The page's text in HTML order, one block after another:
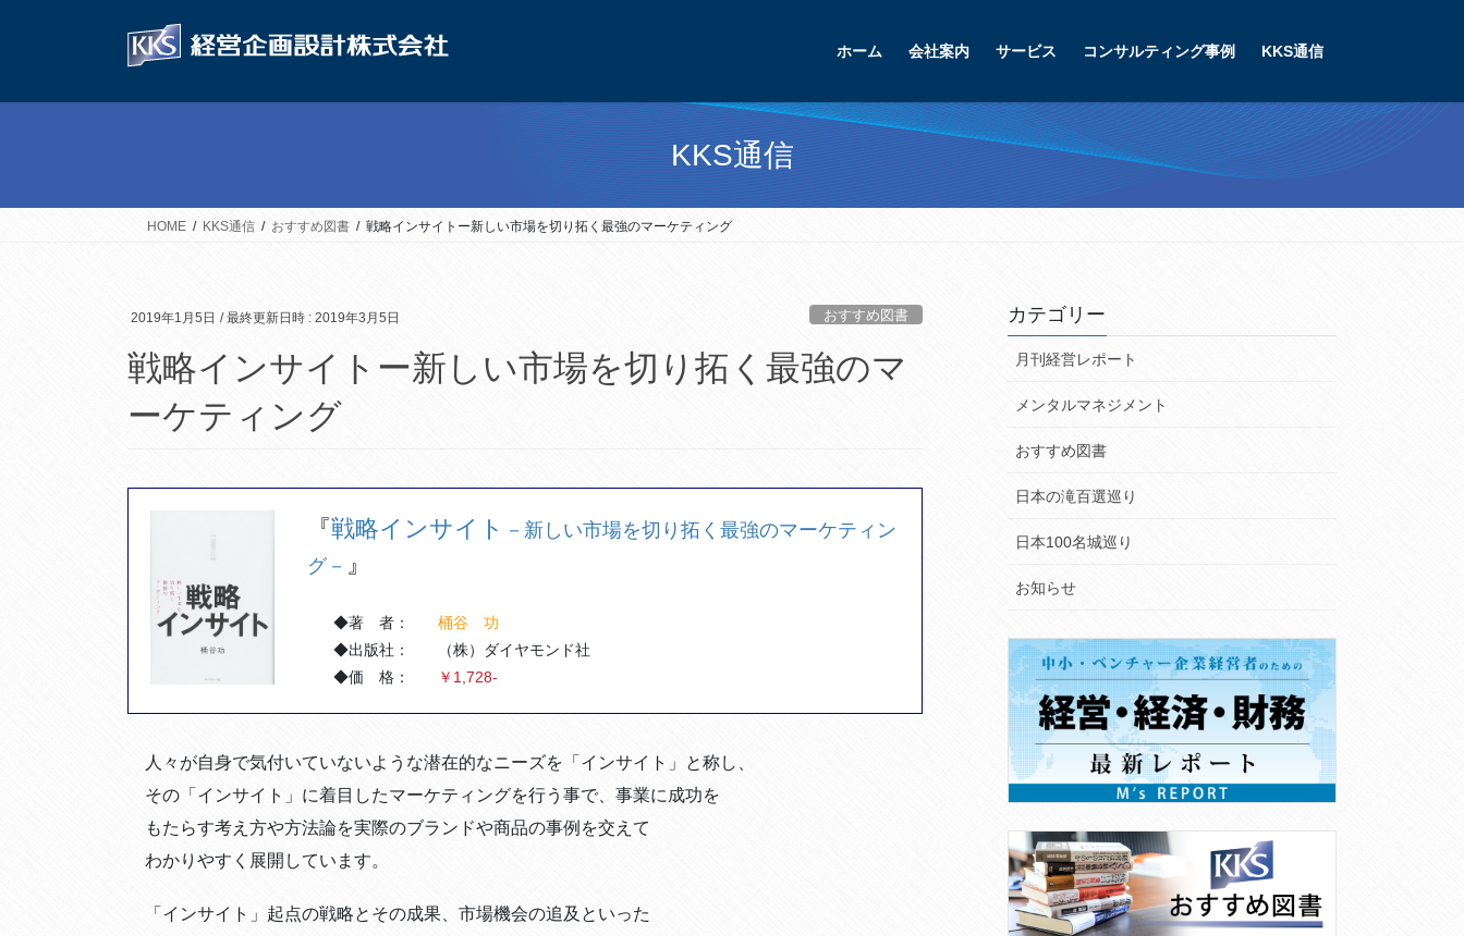
ホーム 会社案内 サービス コンサルティング事例 KKS通信
KKS通信
HOME KKS通信 おすすめ図書 戦略インサイトー新しい市場を切り拓く最強のマーケティング
2019年1月5日 / 最終更新日時 : 2019年3月5日 おすすめ図書
戦略インサイトー新しい市場を切り拓く最強のマ
ーケティング
『戦略インサイト －新しい市場を切り拓く最強のマーケティン
グ－ 』
◆著 者：
桶谷 功
◆出版社：
（株）ダイヤモンド社
◆価 格：
￥1,728-
人々が自身で気付いていないような潜在的なニーズを「インサイト」と称し、
その「インサイト」に着目したマーケティングを行う事で、事業に成功を
もたらす考え方や方法論を実際のブランドや商品の事例を交えて
わかりやすく展開しています。
「インサイト」起点の戦略とその成果、市場機会の追及といった
カテゴリー
月刊経営レポート
メンタルマネジメント
おすすめ図書
日本の滝百選巡り
日本100名城巡り
お知らせ